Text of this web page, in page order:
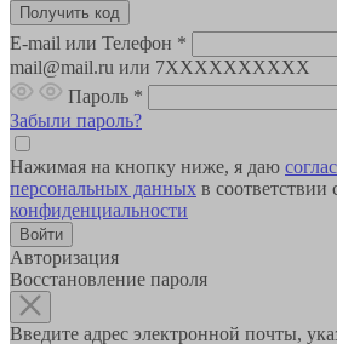
E-mail или Телефон *
mail@mail.ru или 7XXXXXXXXXX
Пароль *
Забыли пароль?
Нажимая на кнопку ниже, я даю
персональных данных в соответствии
конфиденциальности
Авторизация
Восстановление пароля
Введите адрес электронной почты,